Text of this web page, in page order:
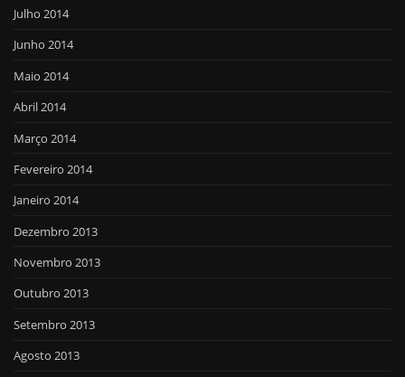
Julho 2014
Junho 2014
Maio 2014
Abril 2014
Março 2014
Fevereiro 2014
Janeiro 2014
Dezembro 2013
Novembro 2013
Outubro 2013
Setembro 2013
Agosto 2013